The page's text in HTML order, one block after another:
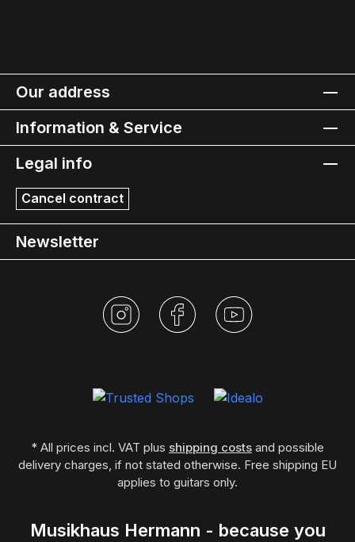
Our address
Information & Service
Legal info
Cancel contract
Newsletter
* All prices incl. VAT plus shipping costs and possible
delivery charges, if not stated otherwise. Free shipping EU
applies to guitars only.
Musikhaus Hermann - because you